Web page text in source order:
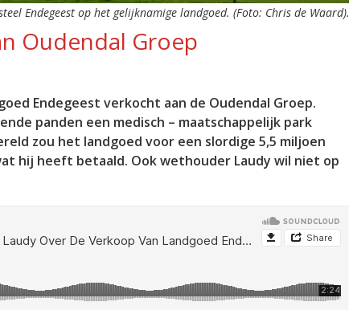
Endegeest op het gelijknamige landgoed. (Foto: Chris de Waard).
Oudendal Groep
Endegeest verkocht aan de Oudendal Groep.
panden een medisch – maatschappelijk park
zou het landgoed voor een slordige 5,5 miljoen
hij heeft betaald. Ook wethouder Laudy wil niet op